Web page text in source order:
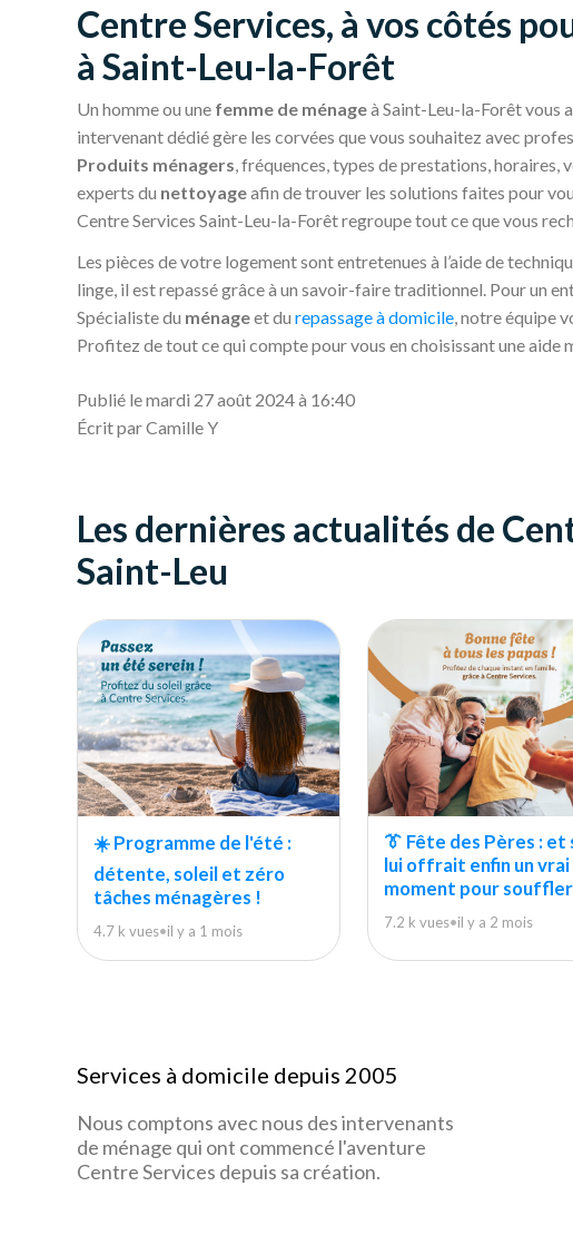
Centre Services, à vos côtés
à Saint-Leu-la-Forêt
Un homme ou une femme de ménageà Saint-Leu-la-Forêt vous
intervenant dédié gère les corvées que vous souhaitez avec
Produits ménagers, fréquences, types de prestations, horaires,
experts du nettoyageafin de trouver les solutions faites pour
Centre Services Saint-Leu-la-Forêt regroupe tout ce que vous
Les pièces de votre logement sont entretenues à l’aide de
linge, il est repassé grâce à un savoir-faire traditionnel. Pour un
Spécialiste du ménageet du repassage à domicile, notre équipe
Profitez de tout ce qui compte pour vous en choisissant une aide
Publié le mardi 27 août 2024 à 16:40
Écrit par Camille Y
Les dernières actualités de
Saint-Leu
☀️ Programme de l'été :
détente, soleil et zéro
tâches ménagères !
4.7 k vues•il y a 1 mois
👔 Fête des Pères : et
lui offrait enfin un vrai
moment pour souffler
7.2 k vues•il y a 2 mois
Services à domicile depuis 2005
Nous comptons avec nous des intervenants
de ménage qui ont commencé l'aventure
Centre Services depuis sa création.